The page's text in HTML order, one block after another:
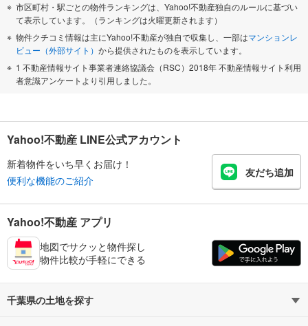
市区町村・駅ごとの物件ランキングは、Yahoo!不動産独自のルールに基づい
て表示しています。（ランキングは火曜更新されます）
物件クチコミ情報は主にYahoo!不動産が独自で収集し、一部はマンションレ
ビュー（外部サイト） から提供されたものを表示しています。
1 不動産情報サイト事業者連絡協議会（RSC）2018年 不動産情報サイト利用
者意識アンケートより引用しました。
Yahoo!不動産 LINE公式アカウント
新着物件をいち早くお届け！
便利な機能のご紹介
友だち追加
Yahoo!不動産 アプリ
地図でサクッと物件探し
物件比較が手軽にできる
千葉県の土地を探す